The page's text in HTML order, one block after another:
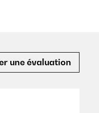
une évaluation